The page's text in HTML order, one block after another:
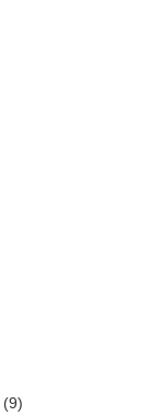
(9)